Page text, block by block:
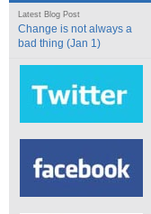
Latest Blog Post
Change is not always a
bad thing (Jan 1)